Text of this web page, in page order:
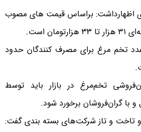
اظهارداشت: براساس قیمت های مصوب
است.
تخم مرغ برای مصرف کنندگان حدود
تخم‌مرغ در بازار باید توسط
با گران‌فروشان برخورد شود.
و تاخت و تاز شرکت‌های بسته بندی گفت: